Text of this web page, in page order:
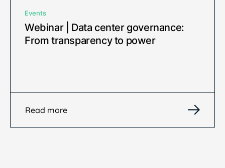
Events
Webinar | Data center governance:
From transparency to power
Read more